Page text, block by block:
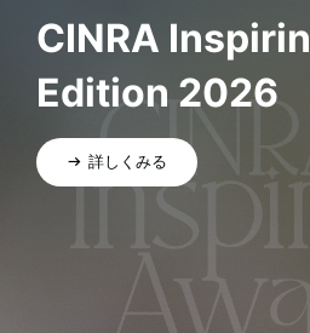
CINRA
Edition 2026
詳しくみる